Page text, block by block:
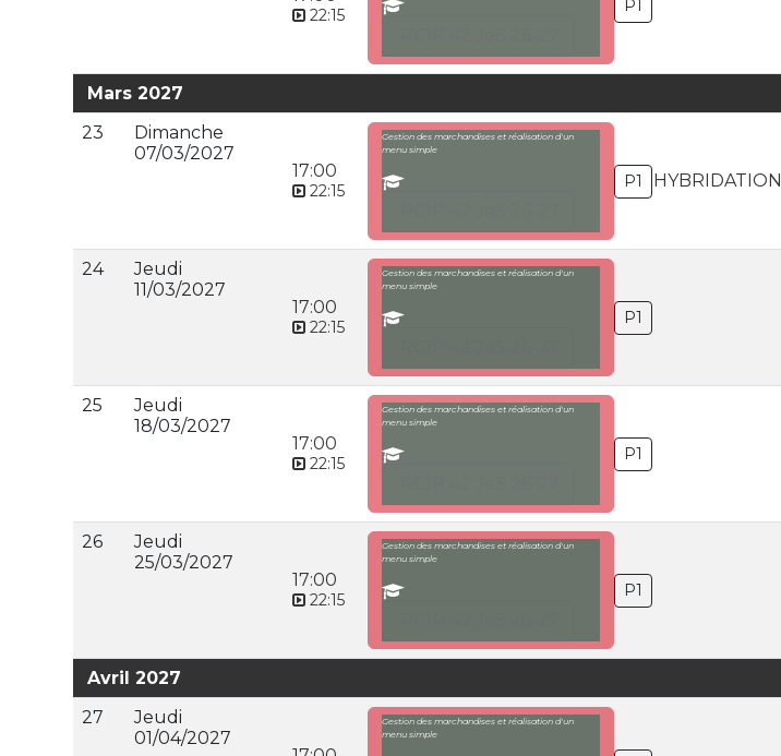
22:15
P1
Mars 2027
23
Dimanche
07/03/2027
17:00
22:15
Gestion des marchandises et réalisation d'un
menu simple
P1 HYBRIDATION
24
Jeudi
11/03/2027
17:00
22:15
Gestion des marchandises et réalisation d'un
menu simple
P1
25
Jeudi
18/03/2027
17:00
22:15
Gestion des marchandises et réalisation d'un
menu simple
P1
26
Jeudi
25/03/2027
17:00
22:15
Gestion des marchandises et réalisation d'un
menu simple
P1
Avril 2027
27
Jeudi
01/04/2027
Gestion des marchandises et réalisation d'un
menu simple